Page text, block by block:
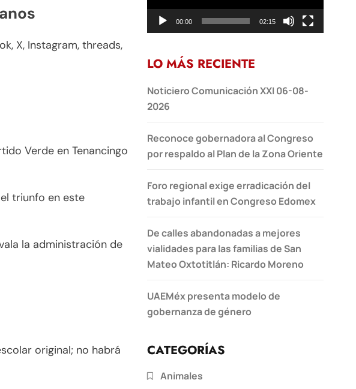
X, Instagram, threads,
Verde en Tenancingo
triunfo en este
la administración de
original; no habrá
00:00 02:15
LO MÁS RECIENTE
Noticiero Comunicación XXI 06-08-
2026
Reconoce gobernadora al Congreso
por respaldo al Plan de la Zona Oriente
Foro regional exige erradicación del
trabajo infantil en Congreso Edomex
De calles abandonadas a mejores
vialidades para las familias de San
Mateo Oxtotitlán: Ricardo Moreno
UAEMéx presenta modelo de
gobernanza de género
CATEGORÍAS
Animales